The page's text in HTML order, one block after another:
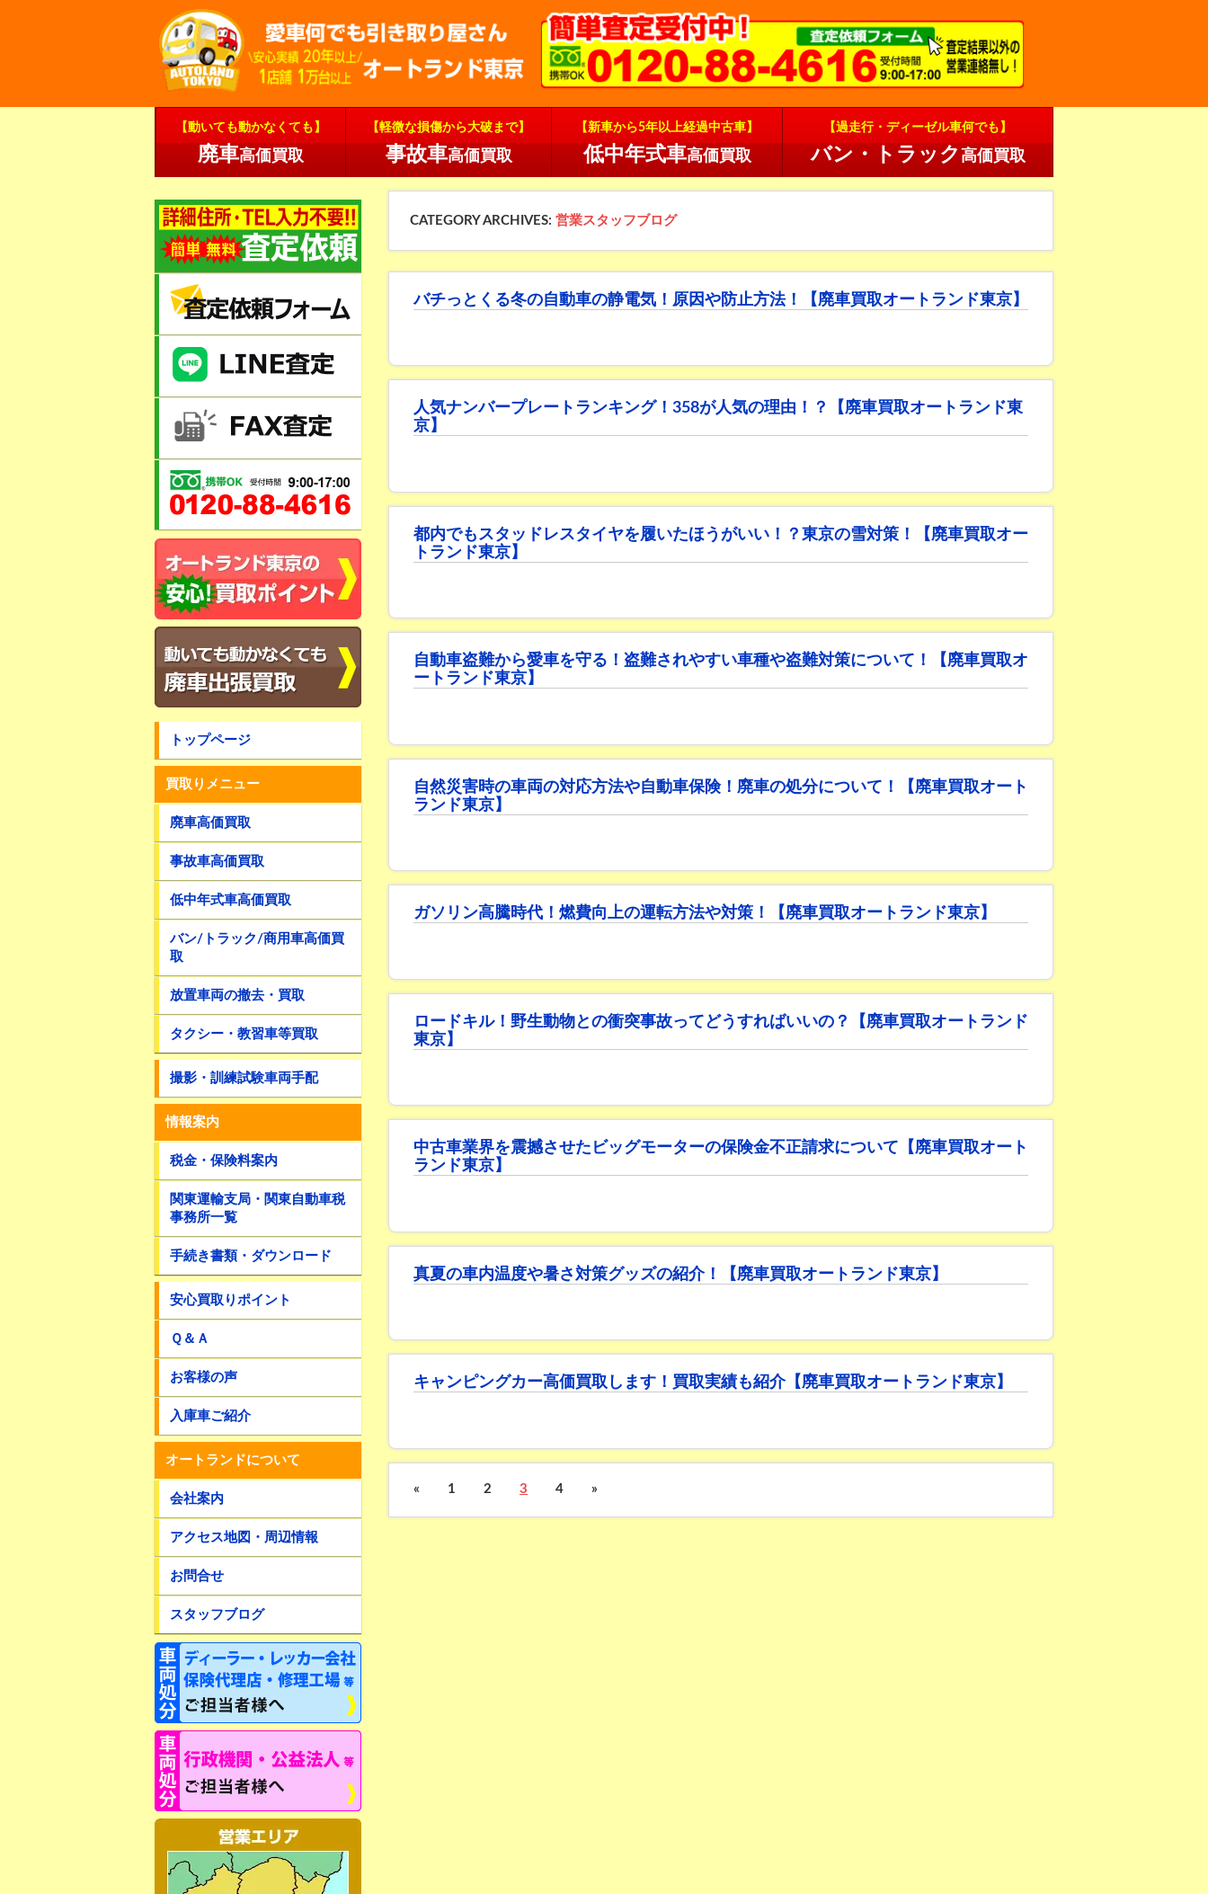
【動いても動かなくても】
廃車高価買取
【軽微な損傷から大破まで】
事故車高価買取
【新車から5年以上経過中古車】
低中年式車高価買取
【過走行・ディーゼル車何でも】
バン・トラック 高価買取
CATEGORY ARCHIVES: 営業スタッフブログ
バチっとくる冬の自動車の静電気！原因や防止方法！【廃車買取オートランド東京】
人気ナンバープレートランキング！358が人気の理由！？【廃車買取オートランド東
京】
都内でもスタッドレスタイヤを履いたほうがいい！？東京の雪対策！【廃車買取オー
トランド東京】
自動車盗難から愛車を守る！盗難されやすい車種や盗難対策について！【廃車買取オ
ートランド東京】
自然災害時の車両の対応方法や自動車保険！廃車の処分について！【廃車買取オート
ランド東京】
ガソリン高騰時代！燃費向上の運転方法や対策！【廃車買取オートランド東京】
ロードキル！野生動物との衝突事故ってどうすればいいの？【廃車買取オートランド
東京】
中古車業界を震撼させたビッグモーターの保険金不正請求について【廃車買取オート
ランド東京】
真夏の車内温度や暑さ対策グッズの紹介！【廃車買取オートランド東京】
キャンピングカー高価買取します！買取実績も紹介【廃車買取オートランド東京】
« 1 2 3 4 »
トップページ
買取りメニュー
廃車高価買取
事故車高価買取
低中年式車高価買取
バン/トラック/商用車高価買
取
放置車両の撤去・買取
タクシー・教習車等買取
撮影・訓練試験車両手配
情報案内
税金・保険料案内
関東運輸支局・関東自動車税
事務所一覧
手続き書類・ダウンロード
安心買取りポイント
Ｑ＆Ａ
お客様の声
入庫車ご紹介
オートランドについて
会社案内
アクセス地図・周辺情報
お問合せ
スタッフブログ